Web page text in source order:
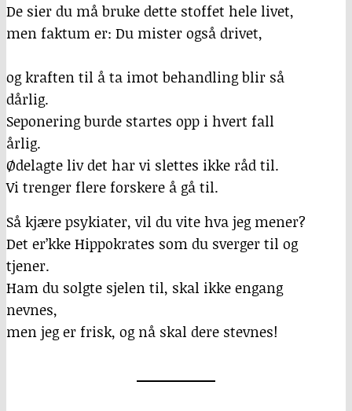
De sier du må bruke dette stoffet hele livet,
men faktum er: Du mister også drivet,
og kraften til å ta imot behandling blir så
dårlig.
Seponering burde startes opp i hvert fall
årlig.
Ødelagte liv det har vi slettes ikke råd til.
Vi trenger flere forskere å gå til.
Så kjære psykiater, vil du vite hva jeg mener?
Det er’kke Hippokrates som du sverger til og
tjener.
Ham du solgte sjelen til, skal ikke engang
nevnes,
men jeg er frisk, og nå skal dere stevnes!